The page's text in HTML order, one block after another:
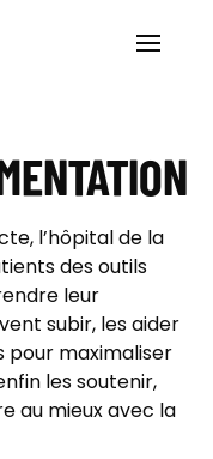
l’hôpital de la
des outils
leur
subir, les aider
pour maximaliser
les soutenir,
au mieux avec la